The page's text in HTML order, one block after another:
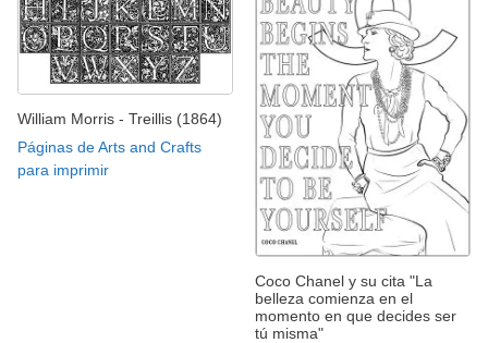
William Morris - Treillis (1864)
Páginas de Arts and Crafts
para imprimir
Coco Chanel y su cita "La
belleza comienza en el
momento en que decides ser
tú misma"